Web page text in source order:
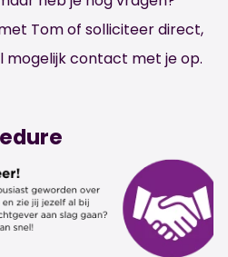
Tom of solliciteer direct,
mogelijk contact met je op.